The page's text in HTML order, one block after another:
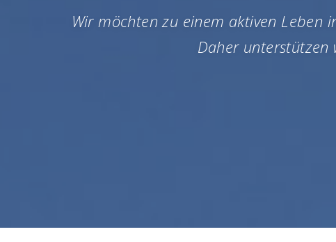
Wir möchten zu einem aktiven Leben
Daher unterstützen